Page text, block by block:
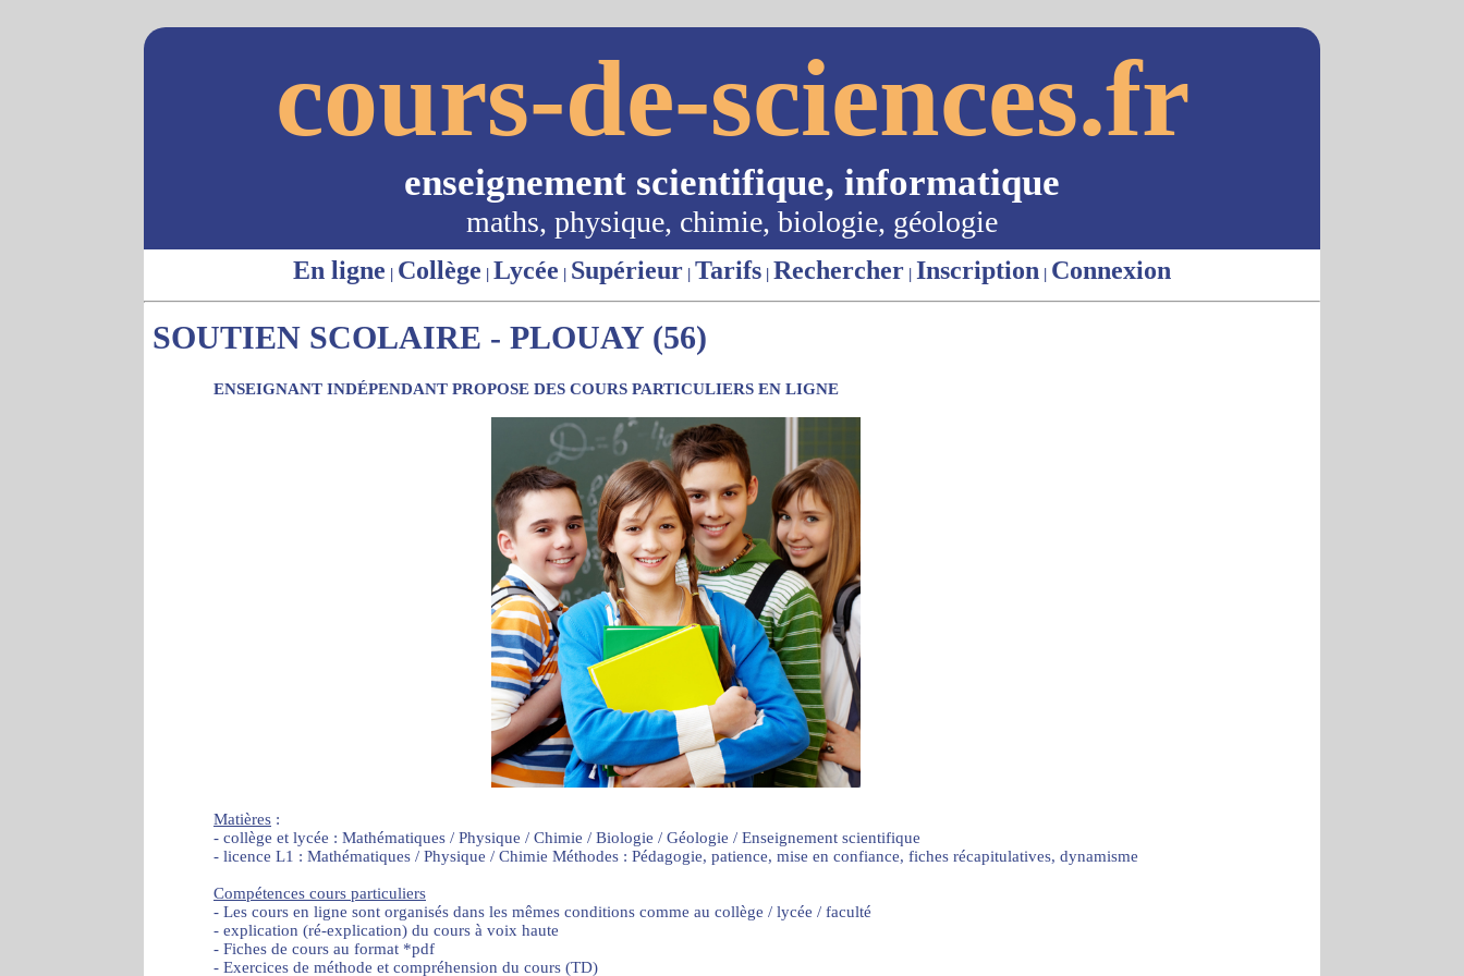
cours-de-sciences.fr
enseignement scientifique, informatique
maths, physique, chimie, biologie, géologie
En ligne | Collège | Lycée | Supérieur | Tarifs | Rechercher | Inscription | Connexion
SOUTIEN SCOLAIRE - PLOUAY (56)
ENSEIGNANT INDÉPENDANT PROPOSE DES COURS PARTICULIERS EN LIGNE
Matières :
- collège et lycée : Mathématiques / Physique / Chimie / Biologie / Géologie / Enseignement scientifique
- licence L1 : Mathématiques / Physique / Chimie Méthodes : Pédagogie, patience, mise en confiance, fiches récapitulatives, dynamisme
Compétences cours particuliers
- Les cours en ligne sont organisés dans les mêmes conditions comme au collège / lycée / faculté
- explication (ré-explication) du cours à voix haute
- Fiches de cours au format *pdf
- Exercices de méthode et compréhension du cours (TD)